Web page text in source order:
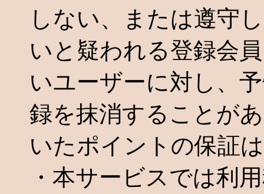
しない、または遵守
いと疑われる登録会
いユーザーに対し、
録を抹消することが
いたポイントの保証
・本サービスでは利